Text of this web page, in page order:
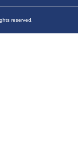
reserved.